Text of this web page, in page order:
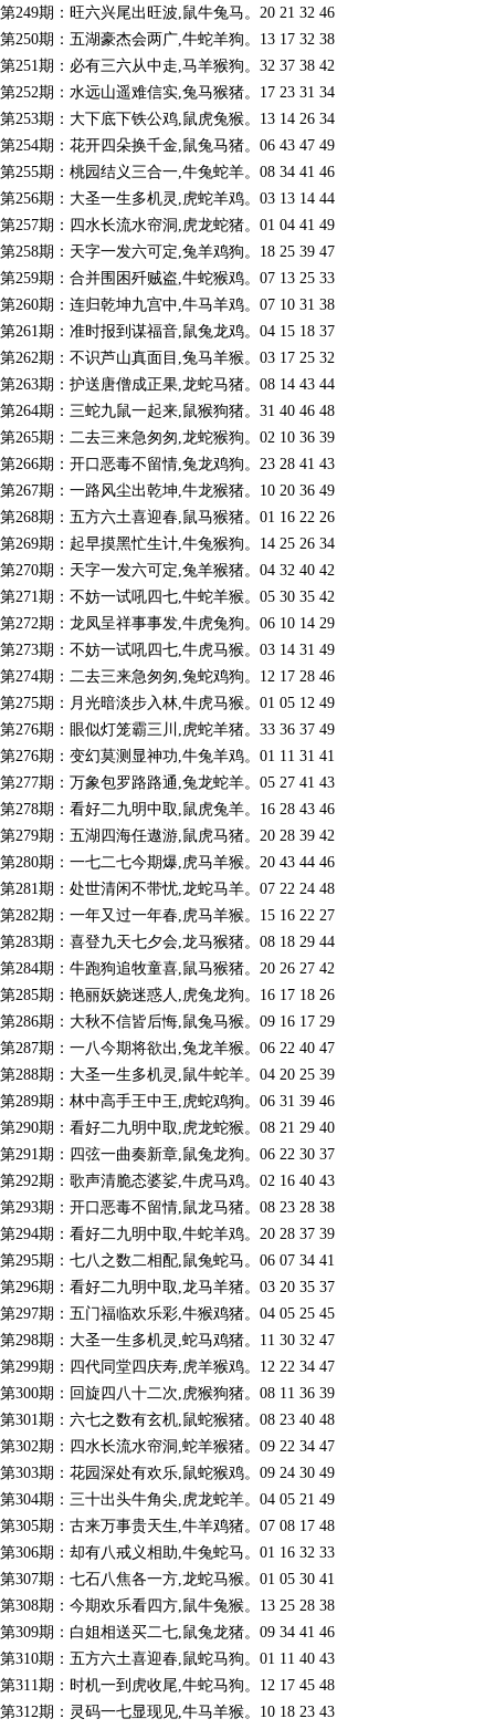
第249期：旺六兴尾出旺波,鼠牛兔马。20 21 32 46
第250期：五湖豪杰会两广,牛蛇羊狗。13 17 32 38
第251期：必有三六从中走,马羊猴狗。32 37 38 42
第252期：水远山遥难信实,兔马猴猪。17 23 31 34
第253期：大下底下铁公鸡,鼠虎兔猴。13 14 26 34
第254期：花开四朵换千金,鼠兔马猪。06 43 47 49
第255期：桃园结义三合一,牛兔蛇羊。08 34 41 46
第256期：大圣一生多机灵,虎蛇羊鸡。03 13 14 44
第257期：四水长流水帘洞,虎龙蛇猪。01 04 41 49
第258期：天字一发六可定,兔羊鸡狗。18 25 39 47
第259期：合并围困歼贼盗,牛蛇猴鸡。07 13 25 33
第260期：连归乾坤九宫中,牛马羊鸡。07 10 31 38
第261期：准时报到谋福音,鼠兔龙鸡。04 15 18 37
第262期：不识芦山真面目,兔马羊猴。03 17 25 32
第263期：护送唐僧成正果,龙蛇马猪。08 14 43 44
第264期：三蛇九鼠一起来,鼠猴狗猪。31 40 46 48
第265期：二去三来急匆匆,龙蛇猴狗。02 10 36 39
第266期：开口恶毒不留情,兔龙鸡狗。23 28 41 43
第267期：一路风尘出乾坤,牛龙猴猪。10 20 36 49
第268期：五方六土喜迎春,鼠马猴猪。01 16 22 26
第269期：起早摸黑忙生计,牛兔猴狗。14 25 26 34
第270期：天字一发六可定,兔羊猴猪。04 32 40 42
第271期：不妨一试吼四七,牛蛇羊猴。05 30 35 42
第272期：龙凤呈祥事事发,牛虎兔狗。06 10 14 29
第273期：不妨一试吼四七,牛虎马猴。03 14 31 49
第274期：二去三来急匆匆,兔蛇鸡狗。12 17 28 46
第275期：月光暗淡步入林,牛虎马猴。01 05 12 49
第276期：眼似灯笼霸三川,虎蛇羊猪。33 36 37 49
第276期：变幻莫测显神功,牛兔羊鸡。01 11 31 41
第277期：万象包罗路路通,兔龙蛇羊。05 27 41 43
第278期：看好二九明中取,鼠虎兔羊。16 28 43 46
第279期：五湖四海任遨游,鼠虎马猪。20 28 39 42
第280期：一七二七今期爆,虎马羊猴。20 43 44 46
第281期：处世清闲不带忧,龙蛇马羊。07 22 24 48
第282期：一年又过一年春,虎马羊猴。15 16 22 27
第283期：喜登九天七夕会,龙马猴猪。08 18 29 44
第284期：牛跑狗追牧童喜,鼠马猴猪。20 26 27 42
第285期：艳丽妖娆迷惑人,虎兔龙狗。16 17 18 26
第286期：大秋不信皆后悔,鼠兔马猴。09 16 17 29
第287期：一八今期将欲出,兔龙羊猴。06 22 40 47
第288期：大圣一生多机灵,鼠牛蛇羊。04 20 25 39
第289期：林中高手王中王,虎蛇鸡狗。06 31 39 46
第290期：看好二九明中取,虎龙蛇猴。08 21 29 40
第291期：四弦一曲奏新章,鼠兔龙狗。06 22 30 37
第292期：歌声清脆态婆娑,牛虎马鸡。02 16 40 43
第293期：开口恶毒不留情,鼠龙马猪。08 23 28 38
第294期：看好二九明中取,牛蛇羊鸡。20 28 37 39
第295期：七八之数二相配,鼠兔蛇马。06 07 34 41
第296期：看好二九明中取,龙马羊猪。03 20 35 37
第297期：五门福临欢乐彩,牛猴鸡猪。04 05 25 45
第298期：大圣一生多机灵,蛇马鸡猪。11 30 32 47
第299期：四代同堂四庆寿,虎羊猴鸡。12 22 34 47
第300期：回旋四八十二次,虎猴狗猪。08 11 36 39
第301期：六七之数有玄机,鼠蛇猴猪。08 23 40 48
第302期：四水长流水帘洞,蛇羊猴猪。09 22 34 47
第303期：花园深处有欢乐,鼠蛇猴鸡。09 24 30 49
第304期：三十出头牛角尖,虎龙蛇羊。04 05 21 49
第305期：古来万事贵天生,牛羊鸡猪。07 08 17 48
第306期：却有八戒义相助,牛兔蛇马。01 16 32 33
第307期：七石八焦各一方,龙蛇马猴。01 05 30 41
第308期：今期欢乐看四方,鼠牛兔猴。13 25 28 38
第309期：白姐相送买二七,鼠兔龙猪。09 34 41 46
第310期：五方六土喜迎春,鼠蛇马狗。01 11 40 43
第311期：时机一到虎收尾,牛蛇马狗。12 17 45 48
第312期：灵码一七显现见,牛马羊猴。10 18 23 43